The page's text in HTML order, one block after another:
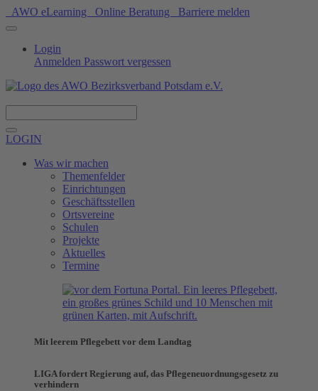
AWO eLearning Online Beratung Barriere melden
Login
Anmelden Passwort vergessen
LOGIN
Was wir machen
Themenfelder
Einrichtungen
Geschäftsstellen
Ortsvereine
Schulen
Projekte
Aktuelles
Termine
Mit leerem Pflegebett vor dem Landtag
LIGA fordert Regierung auf, das Pflegeneuordnungsgesetz zu
verhindern